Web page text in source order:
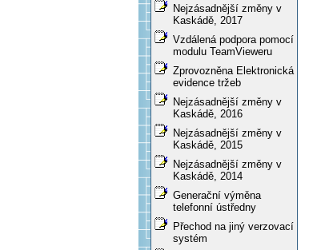
Nejzásadnější změny v
Kaskádě, 2017
Vzdálená podpora pomocí
modulu TeamVieweru
Zprovozněna Elektronická
evidence tržeb
Nejzásadnější změny v
Kaskádě, 2016
Nejzásadnější změny v
Kaskádě, 2015
Nejzásadnější změny v
Kaskádě, 2014
Generační výměna
telefonní ústředny
Přechod na jiný verzovací
systém